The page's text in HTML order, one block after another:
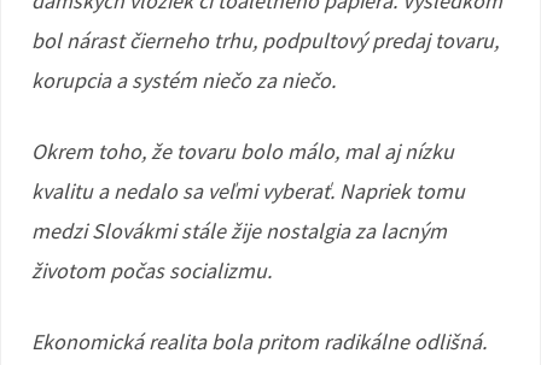
bol nárast čierneho trhu, podpultový predaj tovaru,
korupcia a systém niečo za niečo.
Okrem toho, že tovaru bolo málo, mal aj nízku
kvalitu a nedalo sa veľmi vyberať. Napriek tomu
medzi Slovákmi stále žije nostalgia za lacným
životom počas socializmu.
Ekonomická realita bola pritom radikálne odlišná.